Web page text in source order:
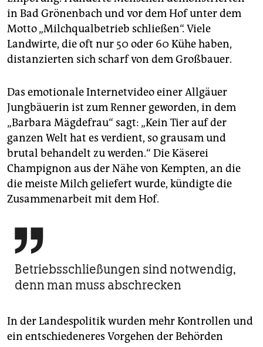
in Bad Grönenbach und vor dem Hof unter dem
Motto „Milchqualbetrieb schließen“. Viele
Landwirte, die oft nur 50 oder 60 Kühe haben,
distanzierten sich scharf von dem Großbauer.
Das emotionale Internetvideo einer Allgäuer
Jungbäuerin ist zum Renner geworden, in dem
„Barbara Mägdefrau“ sagt: „Kein Tier auf der
ganzen Welt hat es verdient, so grausam und
brutal behandelt zu werden.“ Die Käserei
Champignon aus der Nähe von Kempten, an die
die meiste Milch geliefert wurde, kündigte die
Zusammenarbeit mit dem Hof.

Betriebsschließungen sind notwendig,
denn man muss abschrecken
In der Landespolitik wurden mehr Kontrollen und
ein entschiedeneres Vorgehen der Behörden